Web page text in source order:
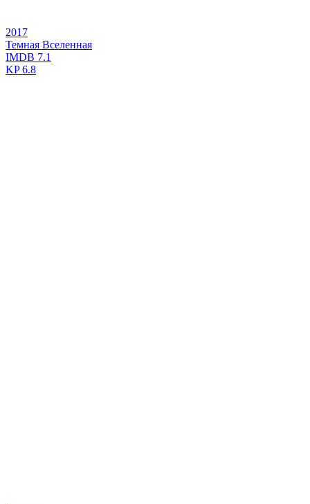
2017
Темная Вселенная
IMDB 7.1
KP6.8